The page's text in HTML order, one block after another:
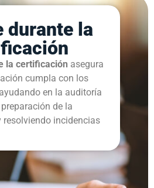
durante la
la certificación asegura
cumpla con los
en la auditoría
de la
incidencias